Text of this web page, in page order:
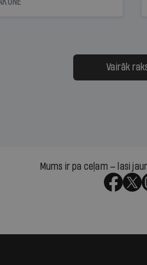
augstos procentus,
jau trīs dienas
nākamās sapulces
Vairāk
Mums ir pa ceļam — lasi